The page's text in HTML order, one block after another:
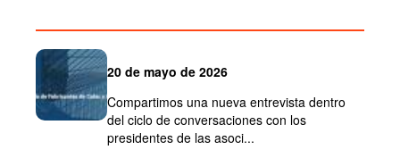
20 de mayo de 2026
Compartimos una nueva entrevista dentro
del ciclo de conversaciones con los
presidentes de las asoci...